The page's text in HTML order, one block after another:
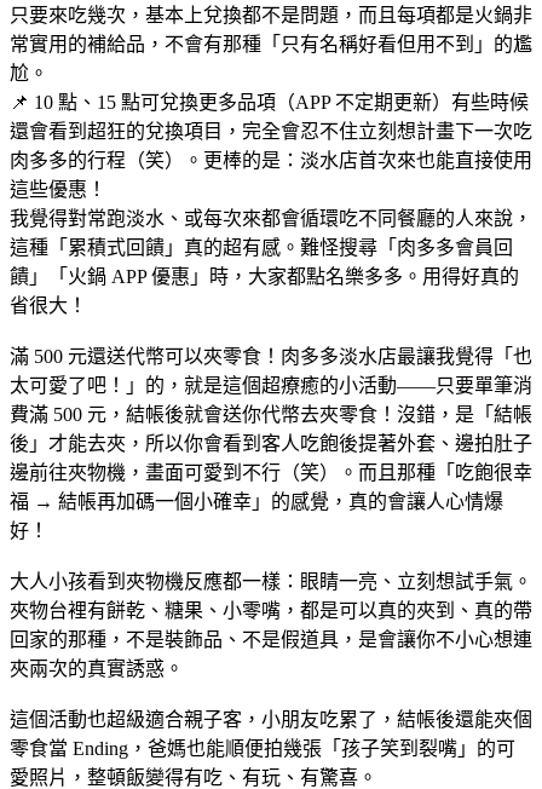
只要來吃幾次，基本上兌換都不是問題，而且每項都是火鍋非
常實用的補給品，不會有那種「只有名稱好看但用不到」的尷
尬。
📌 10 點、15 點可兌換更多品項（APP 不定期更新）有些時候
還會看到超狂的兌換項目，完全會忍不住立刻想計畫下一次吃
肉多多的行程（笑）。更棒的是：淡水店首次來也能直接使用
這些優惠！
我覺得對常跑淡水、或每次來都會循環吃不同餐廳的人來說，
這種「累積式回饋」真的超有感。難怪搜尋「肉多多會員回
饋」「火鍋 APP 優惠」時，大家都點名樂多多。用得好真的
省很大！
滿 500 元還送代幣可以夾零食！肉多多淡水店最讓我覺得「也
太可愛了吧！」的，就是這個超療癒的小活動——只要單筆消
費滿 500 元，結帳後就會送你代幣去夾零食！沒錯，是「結帳
後」才能去夾，所以你會看到客人吃飽後提著外套、邊拍肚子
邊前往夾物機，畫面可愛到不行（笑）。而且那種「吃飽很幸
福 → 結帳再加碼一個小確幸」的感覺，真的會讓人心情爆
好！
大人小孩看到夾物機反應都一樣：眼睛一亮、立刻想試手氣。
夾物台裡有餅乾、糖果、小零嘴，都是可以真的夾到、真的帶
回家的那種，不是裝飾品、不是假道具，是會讓你不小心想連
夾兩次的真實誘惑。
這個活動也超級適合親子客，小朋友吃累了，結帳後還能夾個
零食當 Ending，爸媽也能順便拍幾張「孩子笑到裂嘴」的可
愛照片，整頓飯變得有吃、有玩、有驚喜。